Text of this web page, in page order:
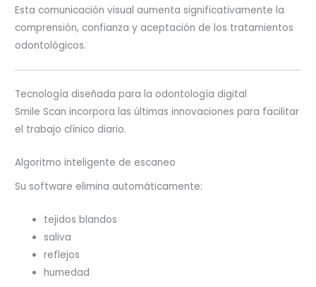
Esta comunicación visual aumenta significativamente la
comprensión, confianza y aceptación de los tratamientos
odontológicos.
Tecnología diseñada para la odontología digital
Smile Scan incorpora las últimas innovaciones para facilitar
el trabajo clínico diario.
Algoritmo inteligente de escaneo
Su software elimina automáticamente:
tejidos blandos
saliva
reflejos
humedad